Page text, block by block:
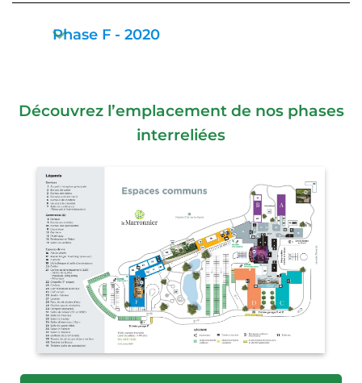
Phase F - 2020
Découvrez l’emplacement de nos phases
interreliées